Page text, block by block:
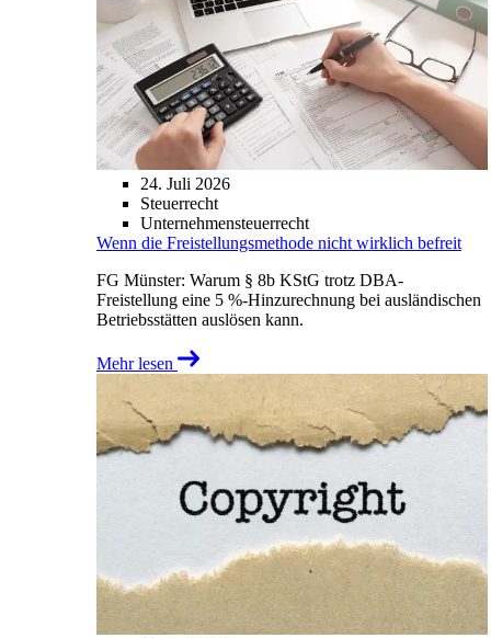
24. Juli 2026
Steuerrecht
Unternehmensteuerrecht
Wenn die Freistellungsmethode nicht wirklich befreit
FG Münster: Warum § 8b KStG trotz DBA-
Freistellung eine 5 %-Hinzurechnung bei ausländischen
Betriebsstätten auslösen kann.
Mehr lesen